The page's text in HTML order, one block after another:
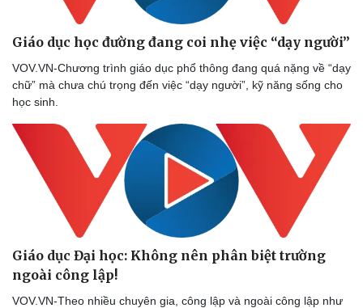
Thể thao
Bóng đá
Lịch thi đấu bóng đá
Thế giới thể thao
Hậu trường
Ô tô - Xe máy
Ô tô
Xe máy
Tư vấn
Giáo dục học đường đang coi nhẹ việc “dạy người”
VOV.VN-Chương trình giáo dục phổ thông đang quá nặng về “dạy
chữ” mà chưa chú trọng đến việc “dạy người”, kỹ năng sống cho
học sinh.
Giáo dục Đại học: Không nên phân biệt trường
ngoài công lập!
VOV.VN-Theo nhiều chuyên gia, công lập và ngoài công lập như